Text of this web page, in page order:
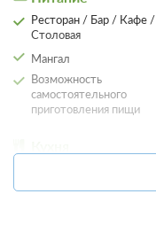
Ресторан / Бар / Кафе /
Столовая
Мангал
Возможность
самостоятельного
приготовления пищи
Набор посуды